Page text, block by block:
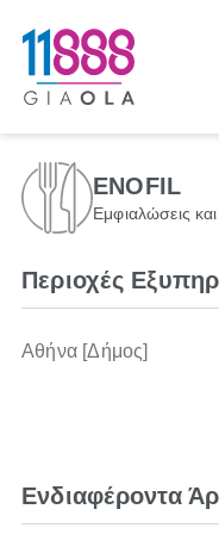
ENOFIL
Εμφιαλώσεις
Περιοχές
Αθήνα [Δήμος]
Ενδιαφέροντα